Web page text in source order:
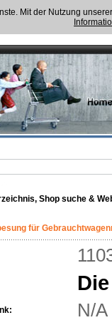
Mit der Nutzung
Shop suche &
für
N/A